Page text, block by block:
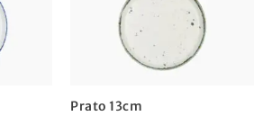
Prato 13cm